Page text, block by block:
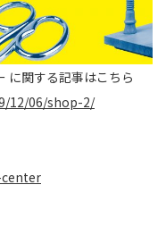
に関する記事はこちら
12/06/shop-2/